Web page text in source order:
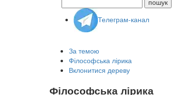
Телеграм-канал
За темою
Філософська лірика
Вклонитися дереву
Філософська лірика